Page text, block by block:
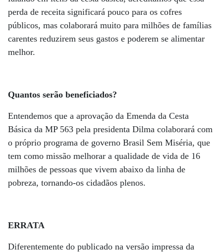
perda de receita significará pouco para os cofres
públicos, mas colaborará muito para milhões de famílias
carentes reduzirem seus gastos e poderem se alimentar
melhor.
Quantos serão beneficiados?
Entendemos que a aprovação da Emenda da Cesta
Básica da MP 563 pela presidenta Dilma colaborará com
o próprio programa de governo Brasil Sem Miséria, que
tem como missão melhorar a qualidade de vida de 16
milhões de pessoas que vivem abaixo da linha de
pobreza, tornando-os cidadãos plenos.
ERRATA
Diferentemente do publicado na versão impressa da